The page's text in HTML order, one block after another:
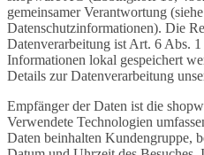
gemeinsamer Verantwortung
Datenschutzinformationen). Die
Datenverarbeitung ist Art. 6 Abs.
Informationen lokal gespeichert
Details zur Datenverarbeitung
Empfänger der Daten ist die
Verwendete Technologien
Daten beinhalten Kundengruppe,